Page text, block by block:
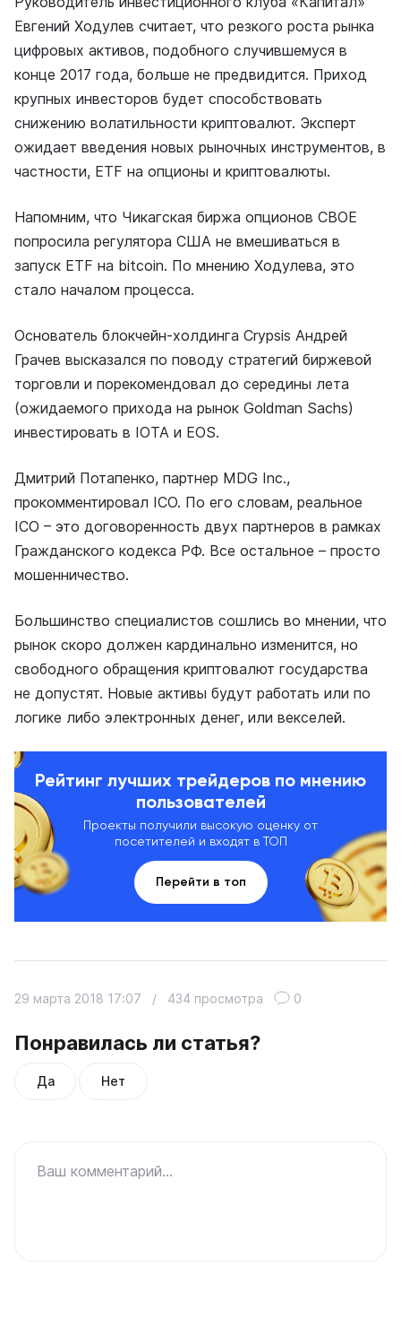
Евгений Ходулев считает, что резкого роста рынка
цифровых активов, подобного случившемуся в
конце 2017 года, больше не предвидится. Приход
крупных инвесторов будет способствовать
снижению волатильности криптовалют. Эксперт
ожидает введения новых рыночных инструментов, в
частности, ETF на опционы и криптовалюты.
Напомним, что Чикагская биржа опционов CBOE
попросила регулятора США не вмешиваться в
запуск ETF на bitcoin. По мнению Ходулева, это
стало началом процесса.
Основатель блокчейн-холдинга Crypsis Андрей
Грачев высказался по поводу стратегий биржевой
торговли и порекомендовал до середины лета
(ожидаемого прихода на рынок Goldman Sachs)
инвестировать в IOTA и EOS.
Дмитрий Потапенко, партнер MDG Inc.,
прокомментировал ICO. По его словам, реальное
ICO – это договоренность двух партнеров в рамках
Гражданского кодекса РФ. Все остальное – просто
мошенничество.
Большинство специалистов сошлись во мнении, что
рынок скоро должен кардинально изменится, но
свободного обращения криптовалют государства
не допустят. Новые активы будут работать или по
логике либо электронных денег, или векселей.
Рейтинг лучших трейдеров по мнению
пользователей
Проекты получили высокую оценку от
посетителей и входят в ТОП
Перейти в топ
Понравилась ли статья?
Да Нет
29 марта 2018 17:07 / 434 просмотра 0
Ваш комментарий...